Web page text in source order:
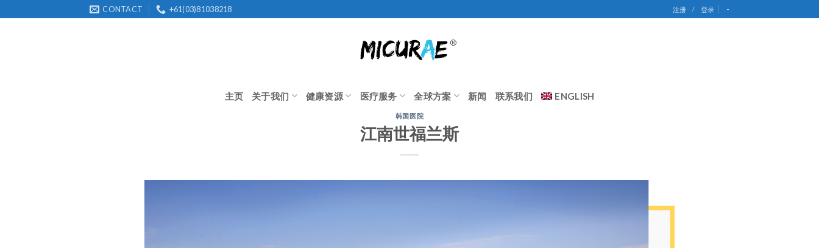
to
CONTACT +61(03)81038218 注册 / 登录 -
主页 关于我们 健康资源 医疗服务 全球方案 新闻 联系我们 ENGLISH
韩国医院
江南世福兰斯